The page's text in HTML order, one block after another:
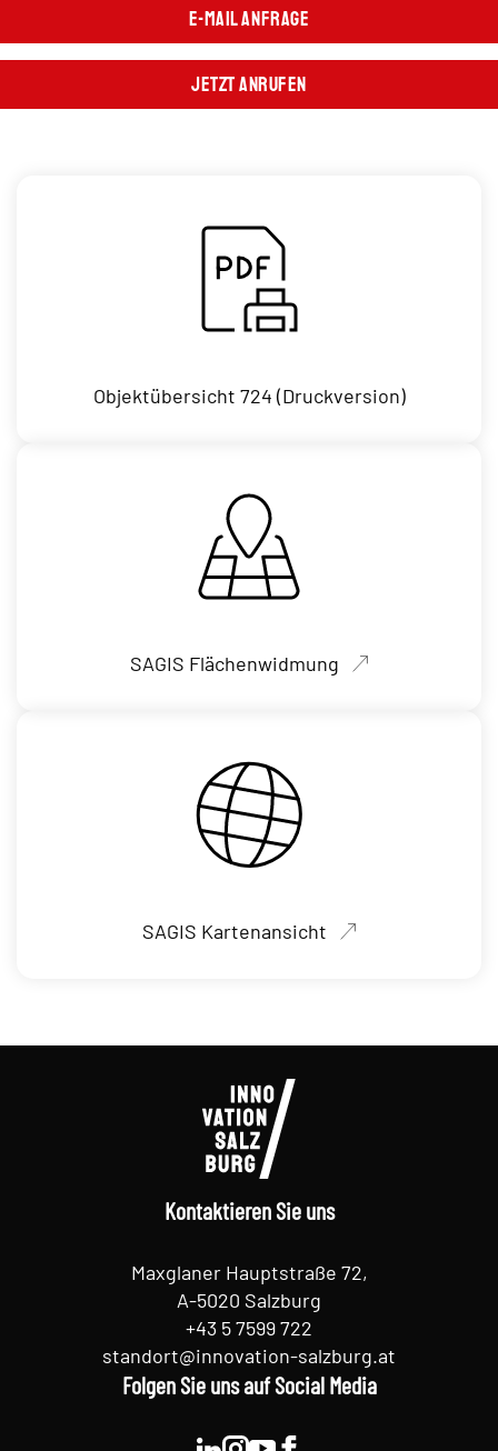
E-Mail Anfrage
Jetzt Anrufen
Objektübersicht 724 (Druckversion)
SAGIS Flächenwidmung
SAGIS Kartenansicht
Kontaktieren Sie uns
Maxglaner Hauptstraße 72,
A-5020 Salzburg
+43 5 7599 722
standort@innovation-salzburg.at
Folgen Sie uns auf Social Media